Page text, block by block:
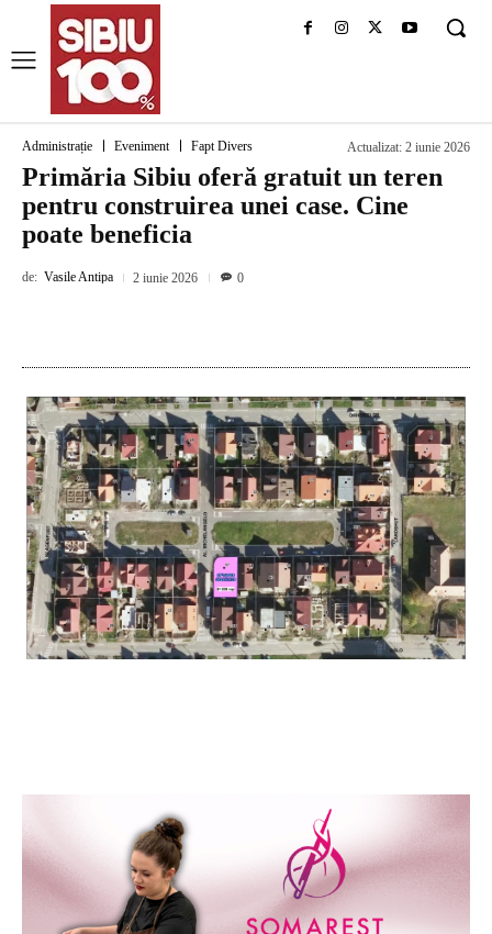
Administrație Eveniment Fapt Divers Actualizat: 2 iunie 2026
Primăria Sibiu oferă gratuit un teren
pentru construirea unei case. Cine
poate beneficia
de: Vasile Antipa 2 iunie 2026 0